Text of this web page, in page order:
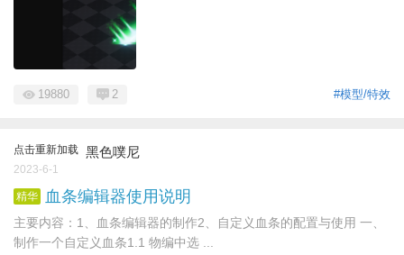
#模型/特效
19880 2
点击重新加载 黑色噗尼
2023-6-1
精华 血条编辑器使用说明
主要内容：1、血条编辑器的制作2、自定义血条的配置与使用 一、
制作一个自定义血条1.1 物编中选 ...